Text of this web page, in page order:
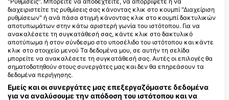
Centro Sub Corsaro S.n.c.
Loc. Pareti, 57031
Capoliveri, LI - ΙΤΑΛΙΑ
ΚΟΝΤΙΝΕΣ ΠΕΡΙΟΧΕΣ ΚΑΤΑΔΥΣΗΣ
διαχειριστείτε τις ρυθμίσεις σας κάνοντας κλικ στο κουμπί "Διαχείριση
ρυθμίσεων" ή ανά πάσα στιγμή κάνοντας κλικ στο κουμπί δακτυλικών
αποτυπωμάτων στην κάτω αριστερή γωνία του ιστότοπου. Για να
ανακαλέσετε τη συγκατάθεσή σας, κάντε κλικ στο δακτυλικό
αποτύπωμα ή στον σύνδεσμο στο υποσέλιδο του ιστότοπου και κάντε
κλικ στο στοιχείο μενού Τα δεδομένα μου, σε αυτήν τη σελίδα
μπορείτε να ανακαλέσετε τη συγκατάθεσή σας. Αυτές οι επιλογές θα
σηματοδοτηθούν στους συνεργάτες μας και δεν θα επηρεάσουν τα
δεδομένα περιήγησης.
Εμείς και οι συνεργάτες μας επεξεργαζόμαστε δεδομένα
για να αναλύσουμε την απόδοση του ιστότοπου και να